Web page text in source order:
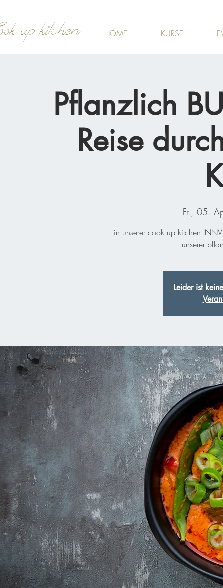
up kitchen HOME KURSE
Pflanzlich
Reise
Fr., 05.
in unserer cook up kitchen
Leider ist